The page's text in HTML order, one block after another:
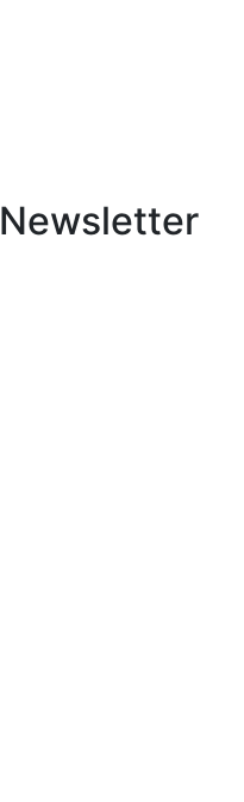
Newsletter